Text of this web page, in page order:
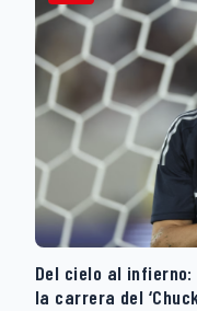
Del cielo al infierno:
la carrera del